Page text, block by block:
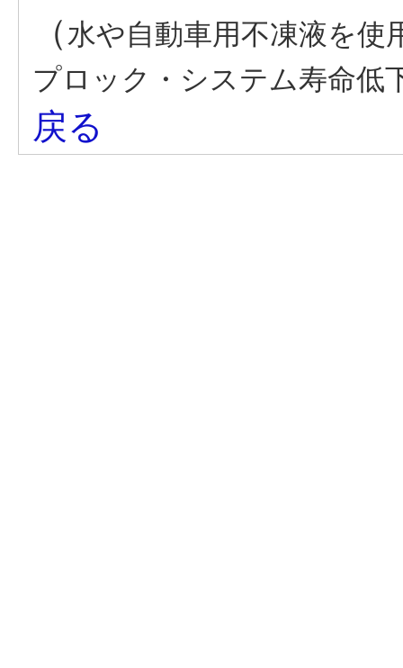
（水や自動車用不凍液を使
プロック・システム寿命低
戻る